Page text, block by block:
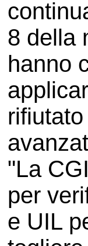
8 della
hanno
"La
per
e UIL